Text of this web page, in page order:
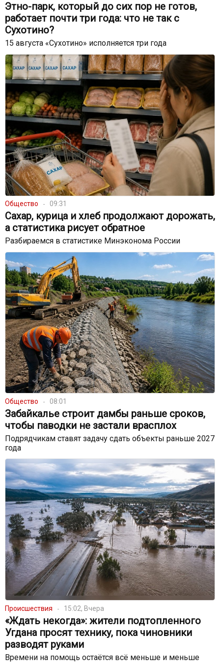
Этно-парк, который до сих пор не готов,
работает почти три года: что не так с
Сухотино?
15 августа «Сухотино» исполняется три года
Общество 09:31
Сахар, курица и хлеб продолжают дорожать,
а статистика рисует обратное
Разбираемся в статистике Минэконома России
Общество 08:01
Забайкалье строит дамбы раньше сроков,
чтобы паводки не застали врасплох
Подрядчикам ставят задачу сдать объекты раньше 2027
года
Происшествия 15:02, Вчера
«Ждать некогда»: жители подтопленного
Угдана просят технику, пока чиновники
разводят руками
Времени на помощь остаётся всё меньше и меньше